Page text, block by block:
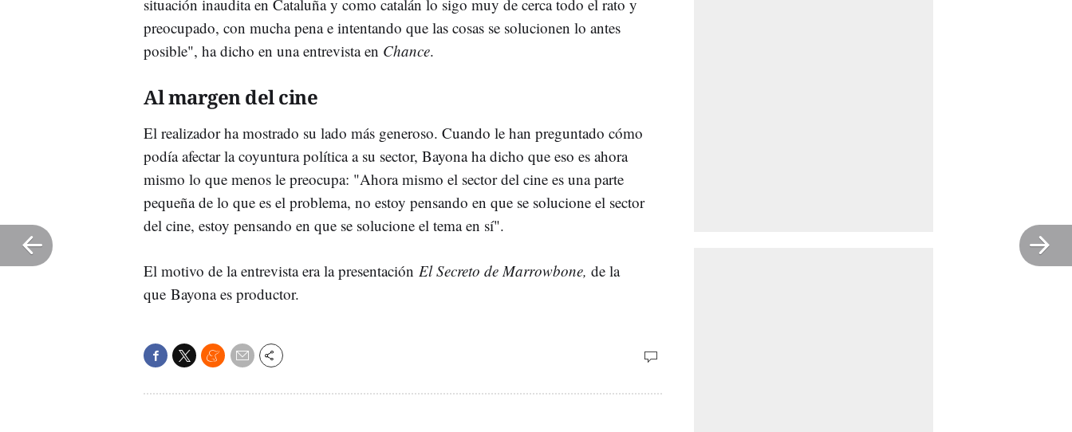
situación inaudita en Cataluña y como catalán lo sigo muy de cerca todo el rato y
preocupado, con mucha pena e intentando que las cosas se solucionen lo antes
posible", ha dicho en una entrevista en Chance.
Al margen del cine
El realizador ha mostrado su lado más generoso. Cuando le han preguntado cómo
podía afectar la coyuntura política a su sector, Bayona ha dicho que eso es ahora
mismo lo que menos le preocupa: "Ahora mismo el sector del cine es una parte
pequeña de lo que es el problema, no estoy pensando en que se solucione el sector
del cine, estoy pensando en que se solucione el tema en sí".
El motivo de la entrevista era la presentación El Secreto de Marrowbone, de la
que Bayona es productor.